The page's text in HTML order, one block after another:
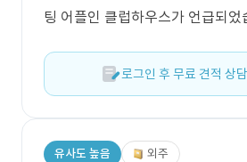
팅 어플인 클럽하우스가 언급되었
로그인 후 무료 견적 상
유사도 높음 외주